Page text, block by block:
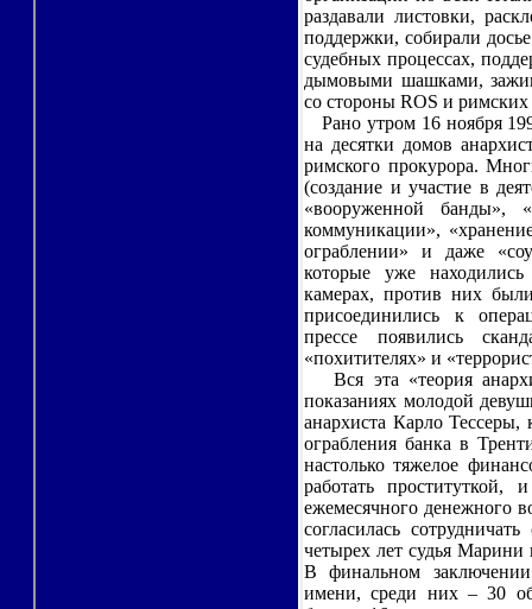
раздавали листовки,
поддержки, собирали
судебных процессах,
дымовыми шашками,
со стороны ROS и римских
Рано утром 16 ноября
на десятки домов
римского прокурора.
(создание и участие в
«вооруженной банды»,
коммуникации»,
ограблении» и даже
которые уже
камерах, против них
присоединились к
прессе появились
«похитителях» и
Вся эта «теория
показаниях молодой
анархиста Карло
ограбления банка в
настолько тяжелое
работать
ежемесячного денежного
согласилась
четырех лет судья Марини
В финальном
имени, среди них – 30